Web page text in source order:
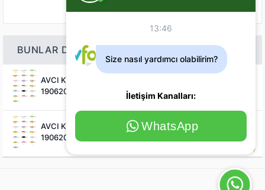
BUNLAR DA ILGINIZI ÇEKEBILIR
AVCI KAŞIK 21 Gr Kaşık Yem
1906201304X
100,00 TL
AVCI KAŞIK 13gr / 16gr Kaşık Yem
1906201XXX
100
13:46
Size nasıl yardımcı olabilirim?
İletişim Kanalları:
WhatsApp